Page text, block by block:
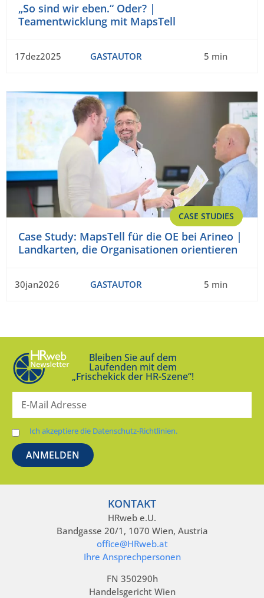
„So sind wir eben.“ Oder? |
Teamentwicklung mit MapsTell
17dez2025 GASTAUTOR 5 min
CASE STUDIES
Case Study: MapsTell für die OE bei Arineo |
Landkarten, die Organisationen orientieren
30jan2026 GASTAUTOR 5 min
Bleiben Sie auf dem
Laufenden mit dem
„Frischekick der HR-Szene“!
Ich akzeptiere die Datenschutz-Richtlinien.
KONTAKT
HRweb e.U.
Bandgasse 20/1, 1070 Wien, Austria
office@HRweb.at
Ihre Ansprechpersonen
FN 350290h
Handelsgericht Wien